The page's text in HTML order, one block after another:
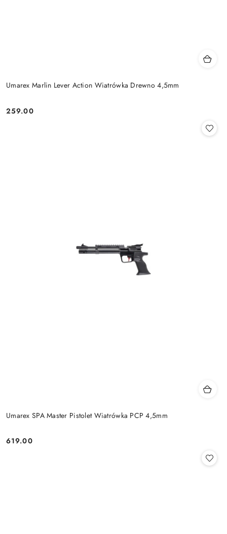
Umarex Marlin Lever Action Wiatrówka Drewno 4,5mm
Cena:
259.00
Umarex SPA Master Pistolet Wiatrówka PCP 4,5mm
Cena:
619.00